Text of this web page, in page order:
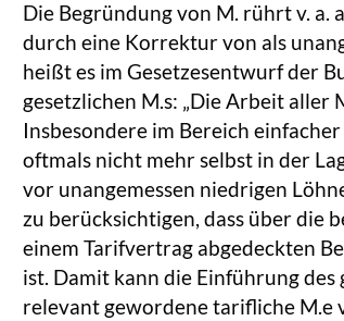
Die Begründung von M. rührt v. a.
durch eine Korrektur von als
heißt es im Gesetzesentwurf der
gesetzlichen M.s: „Die Arbeit
Insbesondere im Bereich
oftmals nicht mehr selbst in der
vor unangemessen niedrigen
zu berücksichtigen, dass über die
einem Tarifvertrag abgedeckten
ist. Damit kann die Einführung
relevant gewordene tarifliche M.e